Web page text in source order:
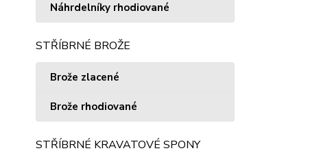
Náhrdelníky rhodiované
STŘÍBRNÉ BROŽE
Brože zlacené
Brože rhodiované
STŘÍBRNÉ KRAVATOVÉ SPONY